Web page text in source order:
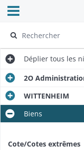
Ouvrir le menu
Déplier tous les
2O
WITTENHEIM
Biens
Cote/Cotes extrêmes